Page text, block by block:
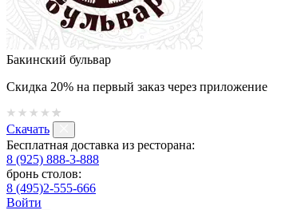
Бакинский бульвар
Скидка 20% на первый заказ через приложение
Скачать
Бесплатная доставка из ресторана:
8 (925) 888-3-888
бронь столов:
8 (495)2-555-666
Войти